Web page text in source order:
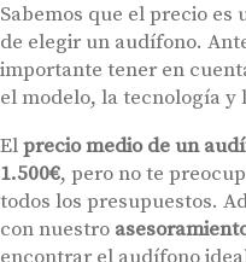
Sabemos que el precio
de elegir un audífono.
importante tener en
el modelo, la tecnología y
Elprecio medio de un
1.500€, pero no te
todos los presupuestos.
con nuestro